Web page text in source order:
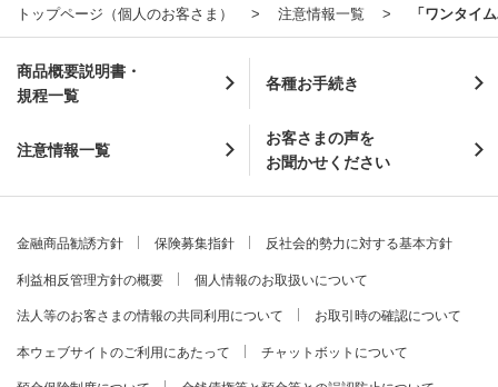
トップページ（個人のお客さま） 注意情報一覧 「ワンタイ
商品概要説明書・
規程一覧
各種お手続き
注意情報一覧
お客さまの声を
お聞かせください
金融商品勧誘方針 保険募集指針 反社会的勢力に対する基本方針
利益相反管理方針の概要 個人情報のお取扱いについて
法人等のお客さまの情報の共同利用について お取引時の確認について
本ウェブサイトのご利用にあたって チャットボットについて